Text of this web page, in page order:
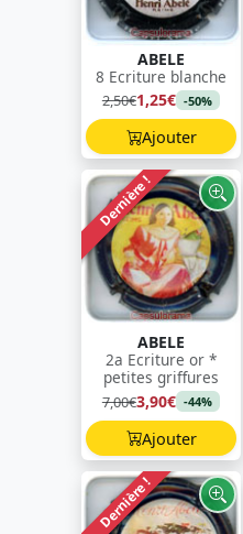
ABELE
8 Ecriture blanche
2,50€1,25€ -50%
Ajouter
Dernière !
ABELE
2a Ecriture or *
petites griffures
7,00€3,90€ -44%
Ajouter
Dernière !